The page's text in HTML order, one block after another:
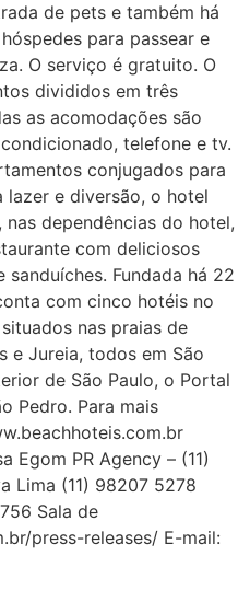
de pets e também há
para passear e
O serviço é gratuito. O
divididos em três
as acomodações são
telefone e tv.
conjugados para
lazer e diversão, o hotel
dependências do hotel,
com deliciosos
Fundada há 22
com cinco hotéis no
nas praias de
e Jureia, todos em São
de São Paulo, o Portal
Pedro. Para mais
Egom PR Agency – (11)
Lima (11) 98207 5278
Sala de
press-releases/ E-mail: